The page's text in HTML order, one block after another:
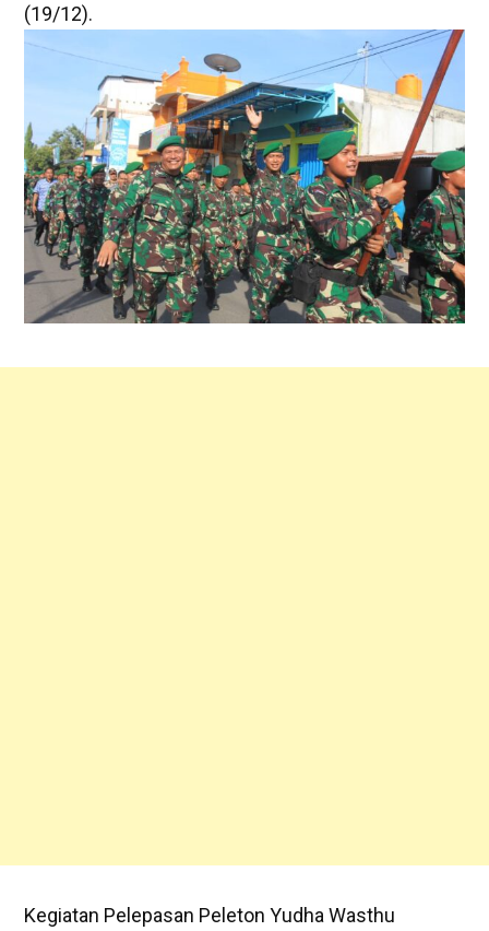
(19/12).
Kegiatan Pelepasan Peleton Yudha Wasthu